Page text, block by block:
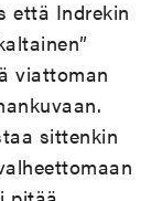
että Indrekin
viattoman
sittenkin